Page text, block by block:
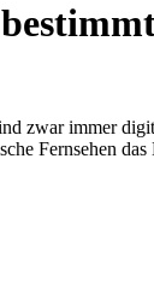
zwar immer
Fernsehen